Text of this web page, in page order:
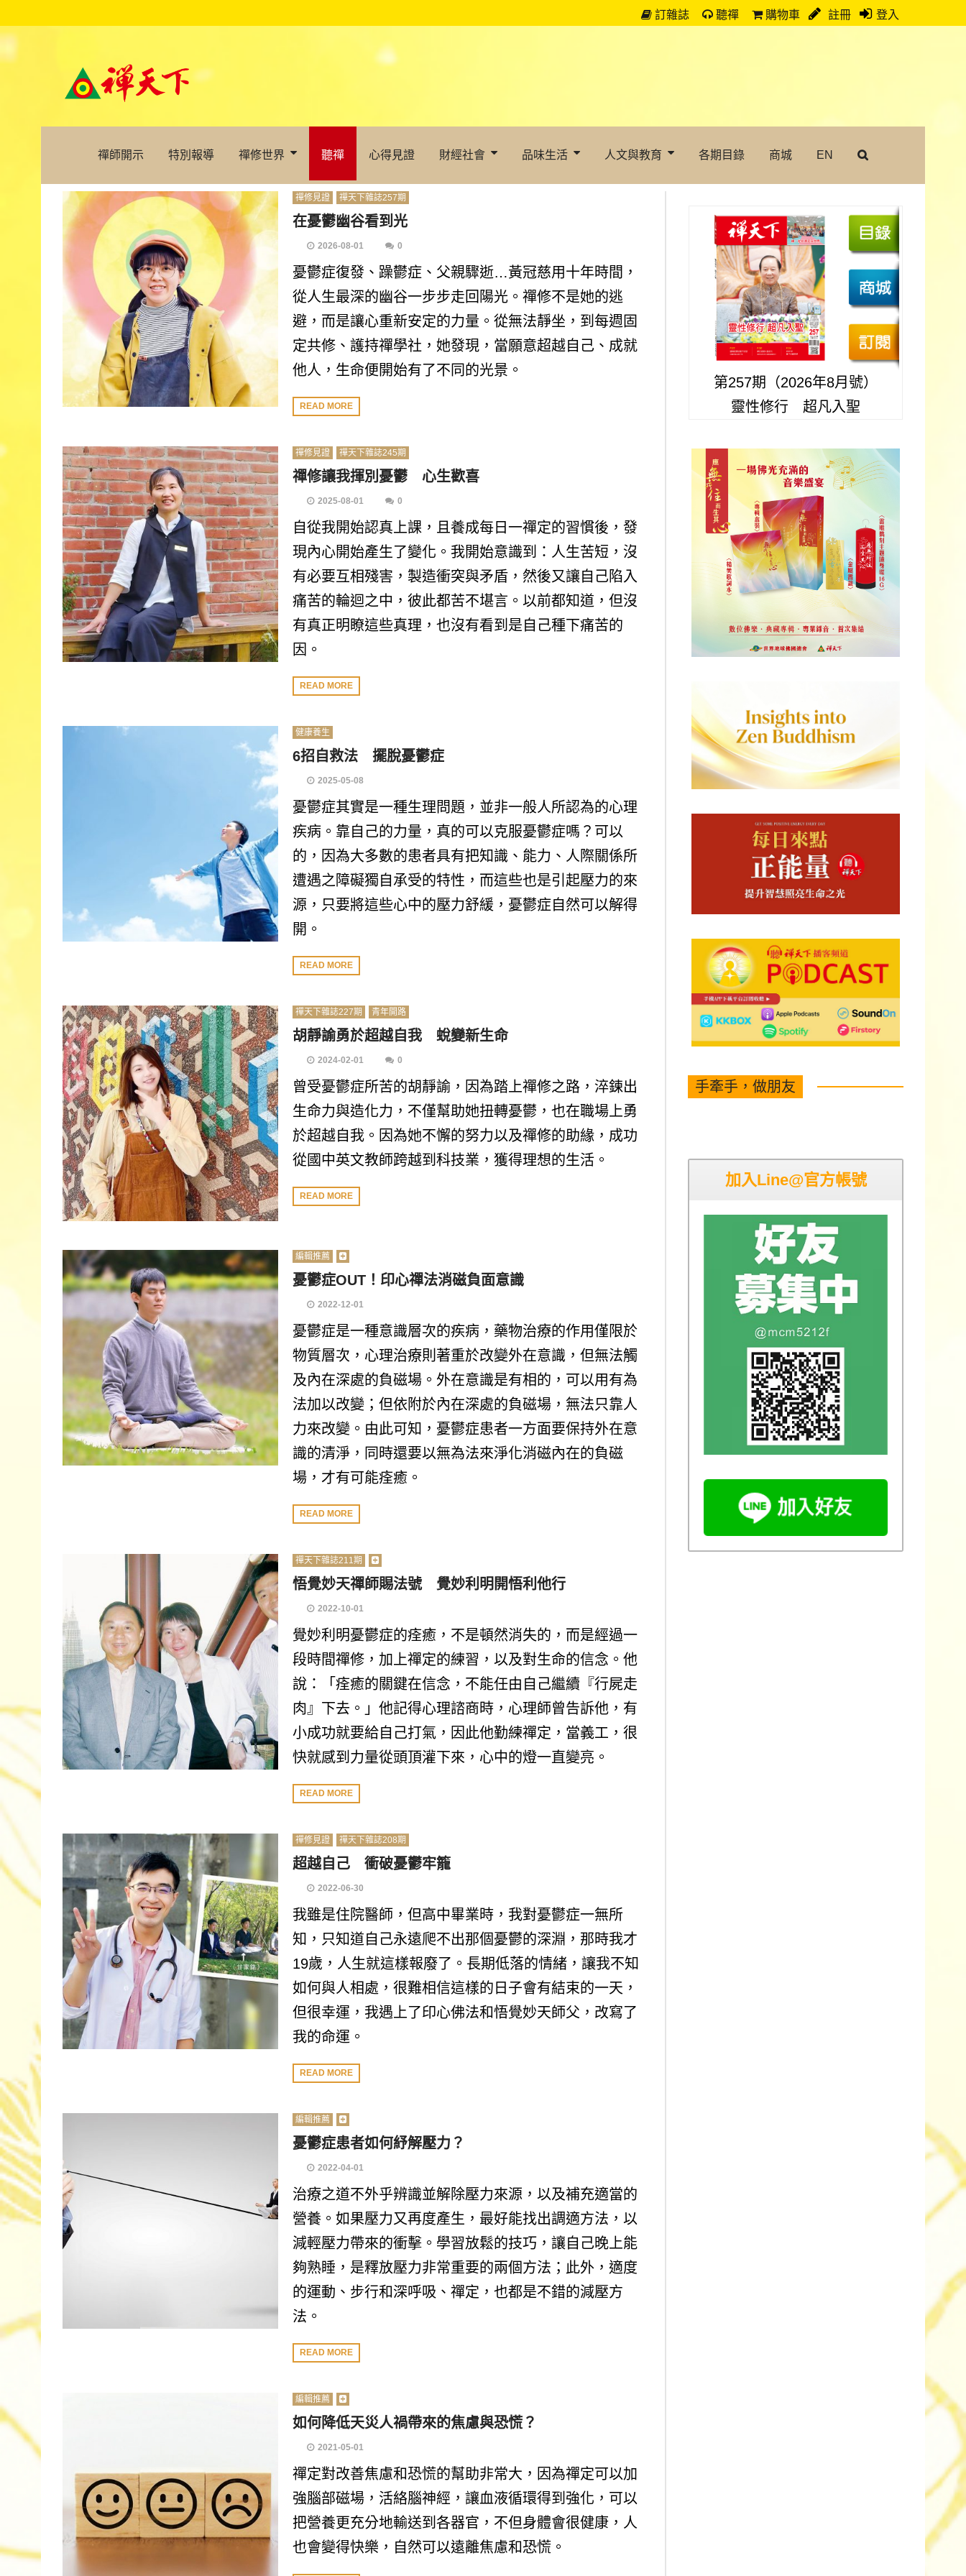
訂雜誌 聽禪 購物車 註冊 登入
禪師開示 特別報導 禪修世界 聽禪 心得見證 財經社會 品味生活 人文與教育 各期目錄 商城 EN
禪修見證 禪天下雜誌257期
在憂鬱幽谷看到光
2026-08-01 0
憂鬱症復發、躁鬱症、父親驟逝…黃冠慈用十年時間，
從人生最深的幽谷一步步走回陽光。禪修不是她的逃
避，而是讓心重新安定的力量。從無法靜坐，到每週固
定共修、護持禪學社，她發現，當願意超越自己、成就
他人，生命便開始有了不同的光景。
READ MORE
禪修見證 禪天下雜誌245期
禪修讓我揮別憂鬱 心生歡喜
2025-08-01 0
自從我開始認真上課，且養成每日一禪定的習慣後，發
現內心開始產生了變化。我開始意識到：人生苦短，沒
有必要互相殘害，製造衝突與矛盾，然後又讓自己陷入
痛苦的輪迴之中，彼此都苦不堪言。以前都知道，但沒
有真正明瞭這些真理，也沒有看到是自己種下痛苦的
因。
READ MORE
健康養生
6招自救法 擺脫憂鬱症
2025-05-08
憂鬱症其實是一種生理問題，並非一般人所認為的心理
疾病。靠自己的力量，真的可以克服憂鬱症嗎？可以
的，因為大多數的患者具有把知識、能力、人際關係所
遭遇之障礙獨自承受的特性，而這些也是引起壓力的來
源，只要將這些心中的壓力舒緩，憂鬱症自然可以解得
開。
READ MORE
禪天下雜誌227期 青年開路
胡靜諭勇於超越自我 蛻變新生命
2024-02-01 0
曾受憂鬱症所苦的胡靜諭，因為踏上禪修之路，淬鍊出
生命力與造化力，不僅幫助她扭轉憂鬱，也在職場上勇
於超越自我。因為她不懈的努力以及禪修的助緣，成功
從國中英文教師跨越到科技業，獲得理想的生活。
READ MORE
編輯推薦
憂鬱症OUT！印心禪法消磁負面意識
2022-12-01
憂鬱症是一種意識層次的疾病，藥物治療的作用僅限於
物質層次，心理治療則著重於改變外在意識，但無法觸
及內在深處的負磁場。外在意識是有相的，可以用有為
法加以改變；但依附於內在深處的負磁場，無法只靠人
力來改變。由此可知，憂鬱症患者一方面要保持外在意
識的清淨，同時還要以無為法來淨化消磁內在的負磁
場，才有可能痊癒。
READ MORE
禪天下雜誌211期
悟覺妙天禪師賜法號 覺妙利明開悟利他行
2022-10-01
覺妙利明憂鬱症的痊癒，不是頓然消失的，而是經過一
段時間禪修，加上禪定的練習，以及對生命的信念。他
說：「痊癒的關鍵在信念，不能任由自己繼續『行屍走
肉』下去。」他記得心理諮商時，心理師曾告訴他，有
小成功就要給自己打氣，因此他勤練禪定，當義工，很
快就感到力量從頭頂灌下來，心中的燈一直變亮。
READ MORE
禪修見證 禪天下雜誌208期
超越自己 衝破憂鬱牢籠
2022-06-30
我雖是住院醫師，但高中畢業時，我對憂鬱症一無所
知，只知道自己永遠爬不出那個憂鬱的深淵，那時我才
19歲，人生就這樣報廢了。長期低落的情緒，讓我不知
如何與人相處，很難相信這樣的日子會有結束的一天，
但很幸運，我遇上了印心佛法和悟覺妙天師父，改寫了
我的命運。
READ MORE
編輯推薦
憂鬱症患者如何紓解壓力？
2022-04-01
治療之道不外乎辨識並解除壓力來源，以及補充適當的
營養。如果壓力又再度產生，最好能找出調適方法，以
減輕壓力帶來的衝擊。學習放鬆的技巧，讓自己晚上能
夠熟睡，是釋放壓力非常重要的兩個方法；此外，適度
的運動、步行和深呼吸、禪定，也都是不錯的減壓方
法。
READ MORE
編輯推薦
如何降低天災人禍帶來的焦慮與恐慌？
2021-05-01
禪定對改善焦慮和恐慌的幫助非常大，因為禪定可以加
強腦部磁場，活絡腦神經，讓血液循環得到強化，可以
把營養更充分地輸送到各器官，不但身體會很健康，人
也會變得快樂，自然可以遠離焦慮和恐慌。
第257期（2026年8月號）
靈性修行 超凡入聖
手牽手，做朋友
加入Line@官方帳號